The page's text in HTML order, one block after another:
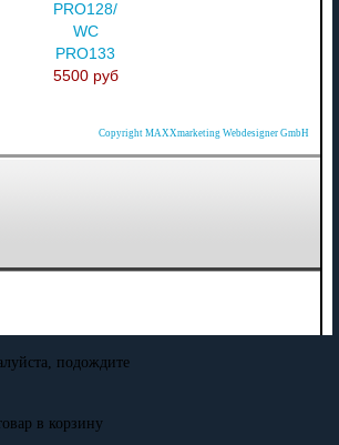
PRO128/
WC
PRO133
5500 руб
Copyright MAXXmarketing Webdesigner GmbH
подождите
в корзину